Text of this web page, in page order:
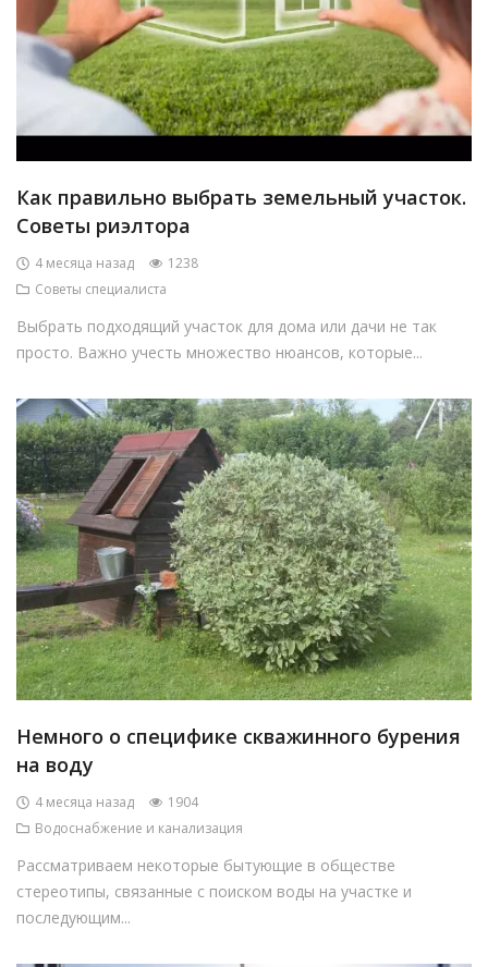
Как правильно выбрать земельный участок.
Советы риэлтора
4 месяца назад
1238
Советы специалиста
Выбрать подходящий участок для дома или дачи не так
просто. Важно учесть множество нюансов, которые...
Немного о специфике скважинного бурения
на воду
4 месяца назад
1904
Водоснабжение и канализация
Рассматриваем некоторые бытующие в обществе
стереотипы, связанные с поиском воды на участке и
последующим...